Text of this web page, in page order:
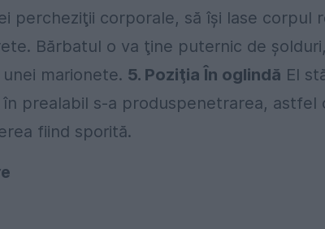
percheziţii corporale, să îşi lase corpul
Bărbatul o va ţine puternic de
marionete. 5. Poziţia În oglindă El
prealabil s-a produspenetrarea,
fiind sporită.